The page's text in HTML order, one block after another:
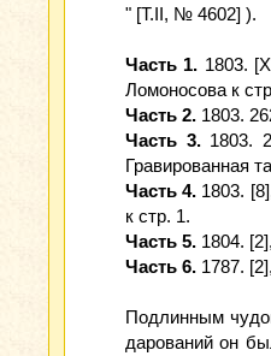
" [Т.II, № 4602] ).
Часть 1. 1803.
Ломоносова к
Часть 2. 1803.
Часть 3.1803.
Гравированная
Часть 4. 1803.
к стр. 1.
Часть 5. 1804.
Часть 6. 1787.
Подлинным
дарований он